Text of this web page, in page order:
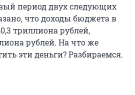
период двух следующих
что доходы бюджета в
триллиона рублей,
рублей. На что же
эти деньги? Разбираемся.